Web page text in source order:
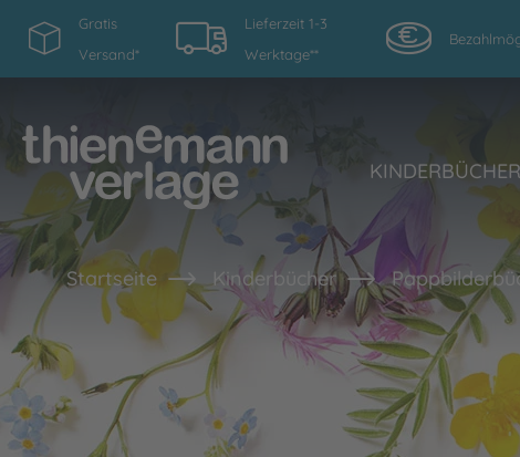
Gratis
Versand*
Lieferzeit 1-3
Werktage**
KINDERBÜCHER
Startseite Kinderbücher